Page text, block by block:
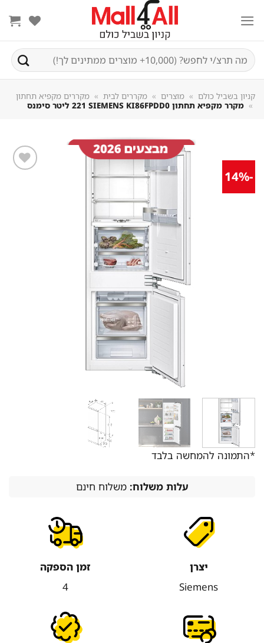
חיפוש
עבור:
קניון בשביל כולם » מוצרים » מקררים לבית » מקררים מקפיא תחתון
מקרר ‏מקפיא תחתון SIEMENS KI86FPDD0 ‏221 ‏ליטר סימנס
*התמונה להמחשה בלבד
עלות משלוח:משלוח חינם
יצרן
Siemens
זמן הספקה